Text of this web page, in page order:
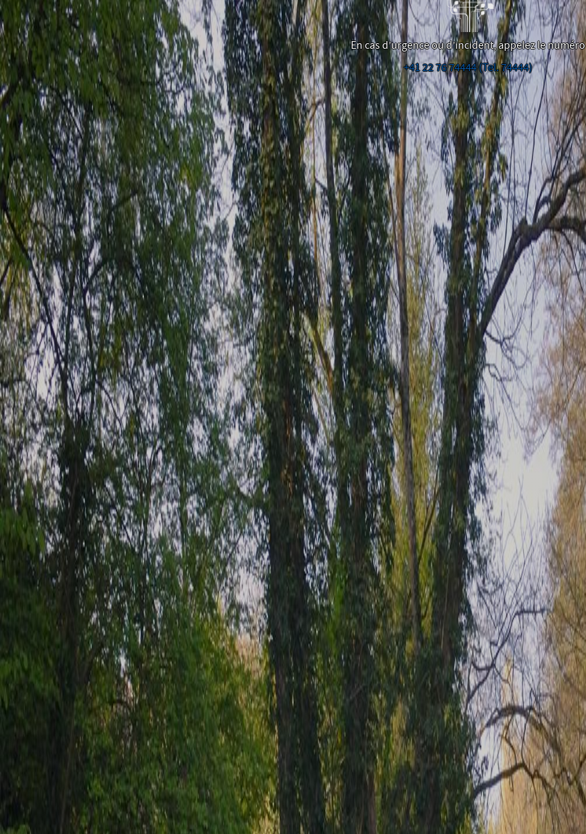
En cas d’urgence ou d’incident, appelez le numéro
+41 22 76 74444 (Tel. 74444)
Désactivé